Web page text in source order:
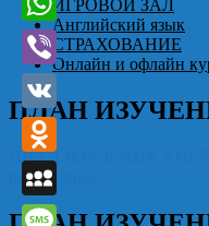
ИГРОВОЙ ЗАЛ
Английский язык
СТРАХОВАНИЕ
Онлайн и офлайн
ПЛАН
ПЛАН ИЗУЧЕНИЯ
расписание.
WhatsApp
Viber
VK
Odnoklassniki
MySpace